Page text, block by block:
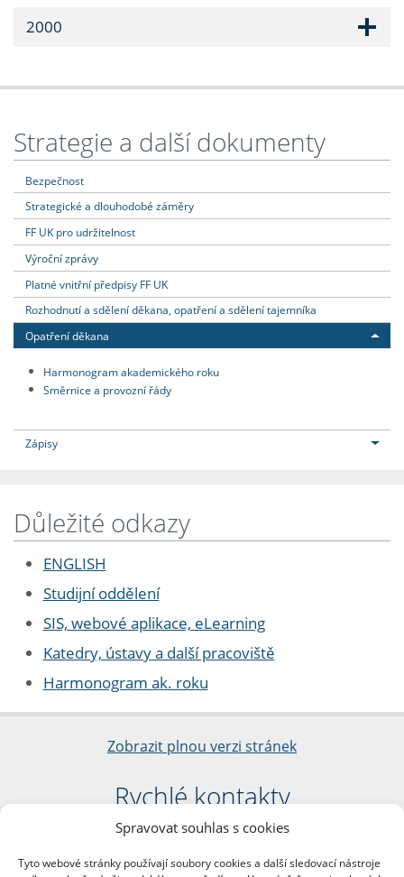
Spravovat souhlas s cookies
Tyto webové stránky používají soubory cookies a další sledovací nástroje
2000
Strategie a další dokumenty
Bezpečnost
Strategické a dlouhodobé záměry
FF UK pro udržitelnost
Výroční zprávy
Platné vnitřní předpisy FF UK
Rozhodnutí a sdělení děkana, opatření a sdělení tajemníka
Opatření děkana
Harmonogram akademického roku
Směrnice a provozní řády
Zápisy
Důležité odkazy
ENGLISH
Studijní oddělení
SIS, webové aplikace, eLearning
Katedry, ústavy a další pracoviště
Harmonogram ak. roku
Zobrazit plnou verzi stránek
Rychlé kontakty
Filozofická fakulta
nám. Jana Palacha 1/2